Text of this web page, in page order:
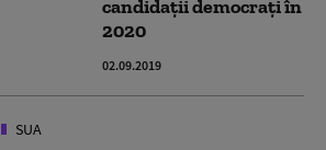
candidaţii democraţi în
2020
02.09.2019
SUA